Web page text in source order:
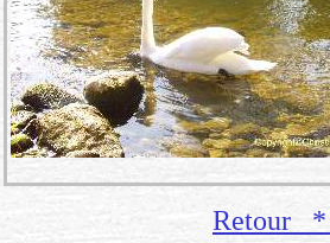
Retour